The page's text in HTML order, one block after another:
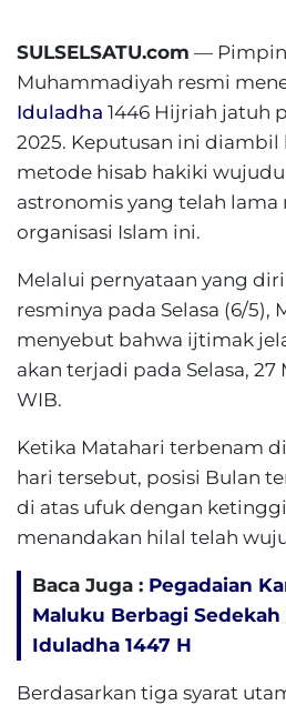
SULSELSATU.com —
Muhammadiyah resmi
Iduladha 1446 Hijriah jatuh
2025. Keputusan ini diambil
metode hisab hakiki
astronomis yang telah lama
organisasi Islam ini.
Melalui pernyataan yang
resminya pada Selasa (6/5),
menyebut bahwa ijtimak
akan terjadi pada Selasa, 27
WIB.
Ketika Matahari terbenam
hari tersebut, posisi Bulan
di atas ufuk dengan
menandakan hilal telah
Baca Juga : Pegadaian
Maluku Berbagi
Iduladha 1447 H
Berdasarkan tiga syarat